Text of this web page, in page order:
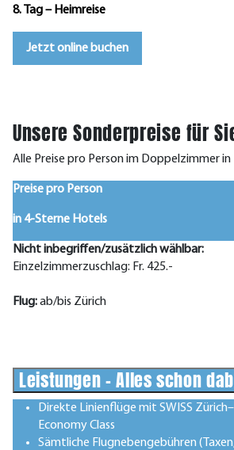
8. Tag – Heimreise
Jetzt online buchen
Unsere Sonderpreise für
Alle Preise pro Person im Doppelzimmer in
Preise pro Person
in 4-Sterne Hotels
Nicht inbegriffen/zusätzlich wählbar:
Einzelzimmerzuschlag: Fr. 425.-
Flug:ab/bis Zürich
Leistungen - Alles schon
Direkte Linienflüge mit SWISS
Economy Class
Sämtliche Flugnebengebühren